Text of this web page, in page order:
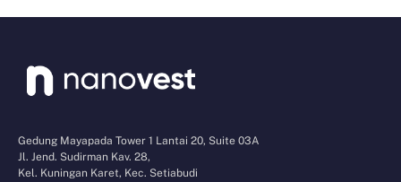
Gedung Mayapada Tower 1 Lantai 20, Suite 03A
Jl. Jend. Sudirman Kav. 28,
Kel. Kuningan Karet, Kec. Setiabudi